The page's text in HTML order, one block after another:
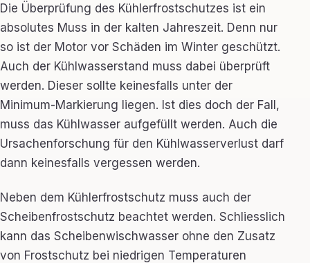
Die Überprüfung des Kühlerfrostschutzes ist ein
absolutes Muss in der kalten Jahreszeit. Denn nur
so ist der Motor vor Schäden im Winter geschützt.
Auch der Kühlwasserstand muss dabei überprüft
werden. Dieser sollte keinesfalls unter der
Minimum-Markierung liegen. Ist dies doch der Fall,
muss das Kühlwasser aufgefüllt werden. Auch die
Ursachenforschung für den Kühlwasserverlust darf
dann keinesfalls vergessen werden.
Neben dem Kühlerfrostschutz muss auch der
Scheibenfrostschutz beachtet werden. Schliesslich
kann das Scheibenwischwasser ohne den Zusatz
von Frostschutz bei niedrigen Temperaturen